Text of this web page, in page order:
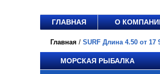
ГЛАВНАЯ О
Главная / SURF Длина 4.50 от 17
МОРСКАЯ РЫБАЛКА